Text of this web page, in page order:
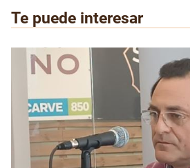
Te puede interesar